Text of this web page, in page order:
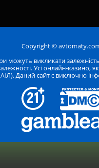
Copyright ©
можуть викликати
Усі онлайн-
Даний сайт є виключно